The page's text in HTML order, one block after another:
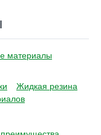
материалы
Жидкая резина